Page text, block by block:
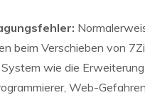
beim Verschieben von
System wie die
Web-